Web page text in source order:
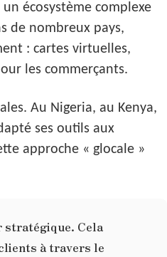
écosystème complexe
de nombreux pays,
: cartes virtuelles,
les commerçants.
Au Nigeria, au Kenya,
ses outils aux
approche « glocale »
stratégique. Cela
à travers le